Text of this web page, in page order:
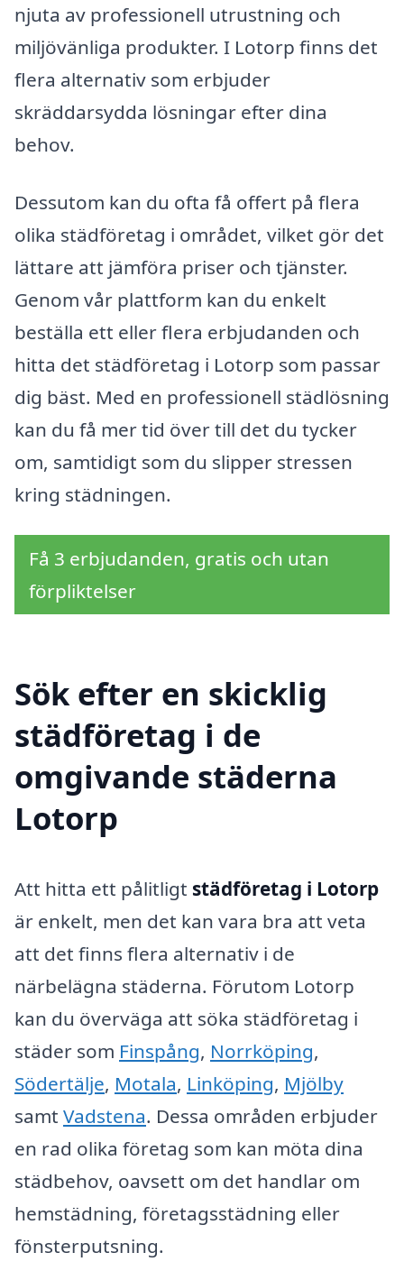
njuta av professionell utrustning och
miljövänliga produkter. I Lotorp finns det
flera alternativ som erbjuder
skräddarsydda lösningar efter dina
behov.
Dessutom kan du ofta få offert på flera
olika städföretag i området, vilket gör det
lättare att jämföra priser och tjänster.
Genom vår plattform kan du enkelt
beställa ett eller flera erbjudanden och
hitta det städföretag i Lotorp som passar
dig bäst. Med en professionell städlösning
kan du få mer tid över till det du tycker
om, samtidigt som du slipper stressen
kring städningen.
Få 3 erbjudanden, gratis och utan
förpliktelser
Sök efter en skicklig
städföretag i de
omgivande städerna
Lotorp
Att hitta ett pålitligt städföretag i Lotorp
är enkelt, men det kan vara bra att veta
att det finns flera alternativ i de
närbelägna städerna. Förutom Lotorp
kan du överväga att söka städföretag i
städer som Finspång, Norrköping,
Södertälje, Motala, Linköping, Mjölby
samt Vadstena. Dessa områden erbjuder
en rad olika företag som kan möta dina
städbehov, oavsett om det handlar om
hemstädning, företagsstädning eller
fönsterputsning.